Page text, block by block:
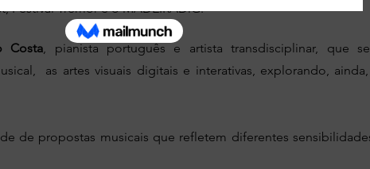
Festival Tremor e o MADEIRADiG.
Costa, pianista português e artista transdisciplinar, que
as artes visuais digitais e interativas, explorando,
de propostas musicais que refletem diferentes